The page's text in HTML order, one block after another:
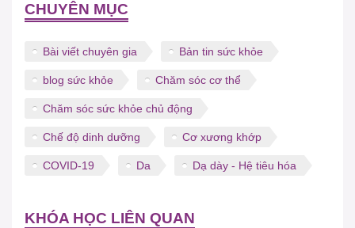
CHUYÊN MỤC
Bài viết chuyên gia Bản tin sức khỏe
blog sức khỏe Chăm sóc cơ thể
Chăm sóc sức khỏe chủ động
Chế độ dinh dưỡng Cơ xương khớp
COVID-19 Da Dạ dày - Hệ tiêu hóa
KHÓA HỌC LIÊN QUAN